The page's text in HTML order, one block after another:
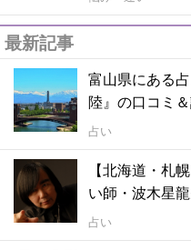
最新記事
富山県にある
陸』の口コミ
占い
【北海道・札
い師・波木星
占い